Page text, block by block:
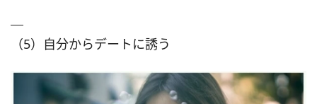
（5）自分からデートに誘う